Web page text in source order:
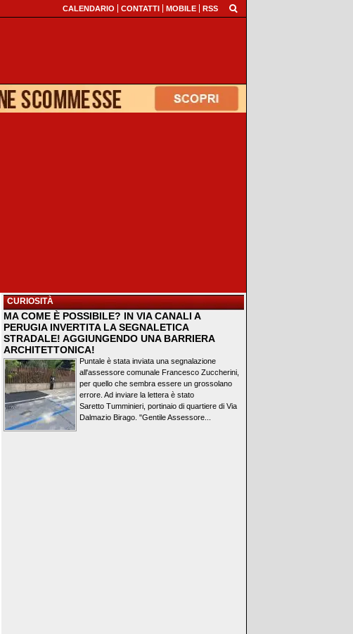
CALENDARIO CONTATTI MOBILE RSS
CURIOSITÀ
MA COME È POSSIBILE? IN VIA CANALI A
PERUGIA INVERTITA LA SEGNALETICA
STRADALE! AGGIUNGENDO UNA BARRIERA
ARCHITETTONICA!
Puntale è stata inviata una segnalazione
all'assessore comunale Francesco Zuccherini,
per quello che sembra essere un grossolano
errore. Ad inviare la lettera è stato
Saretto Tumminieri, portinaio di quartiere di Via
Dalmazio Birago. "Gentile Assessore...